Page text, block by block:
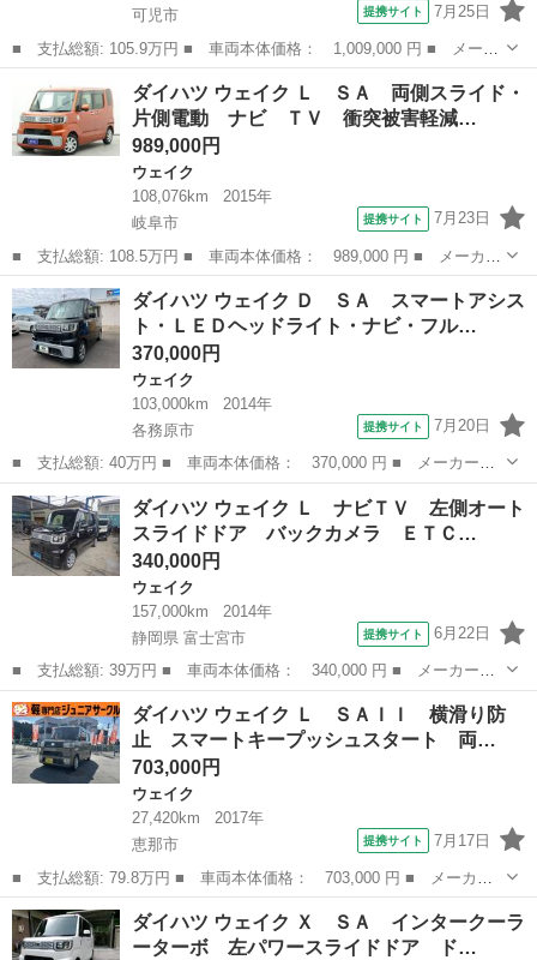
可児市
提携サイト 7月25日
■ 支払総額: 105.9万円 ■ 車両本体価格： 1,009,000 円 ■ メーカ
ー名： ダイハツ ■ 車種名： ウェイク ■ グレード名： Ｌスペ
シャルリミテッドＳＡＩＩＩ 禁煙車・社外ナビ・全方位カメラ・バ
ックモニ...
ウェイク
ダイハツ ウェイク Ｌ ＳＡ 両側スライド・
片側電動 ナビ ＴＶ 衝突被害軽減…
989,000円
ウェイク
108,076km
2015年
岐阜市
提携サイト 7月23日
■ 支払総額: 108.5万円 ■ 車両本体価格： 989,000 円 ■ メーカー
名： ダイハツ ■ 車種名： ウェイク ■ グレード名： Ｌ Ｓ
Ａ 両側スライド・片側電動 ナビ ＴＶ 衝突被害軽減システム
ＬＥＤヘッド...
岐阜 岐阜市 ウェイク
ダイハツ ウェイク Ｄ ＳＡ スマートアシス
ト・ＬＥＤヘッドライト・ナビ・フル…
370,000円
ウェイク
103,000km
2014年
各務原市
提携サイト 7月20日
■ 支払総額: 40万円 ■ 車両本体価格： 370,000 円 ■ メーカー
名： ダイハツ ■ 車種名： ウェイク ■ グレード名： Ｄ Ｓ
Ａ スマートアシスト・ＬＥＤヘッドライト・ナビ・フルセグＴＶ・
リヤモニター・ＥＴ...
岐阜 各務原市 ウェイク
ダイハツ ウェイク Ｌ ナビＴＶ 左側オート
スライドドア バックカメラ ＥＴＣ…
340,000円
ウェイク
157,000km
2014年
静岡県 富士宮市
提携サイト 6月22日
■ 支払総額: 39万円 ■ 車両本体価格： 340,000 円 ■ メーカー
名： ダイハツ ■ 車種名： ウェイク ■ グレード名： Ｌ ナビ
ＴＶ 左側オートスライドドア バックカメラ ＥＴＣ キーフリ
ー プッシュスター...
静岡 富士宮市 ウェイク
ダイハツ ウェイク Ｌ ＳＡＩＩ 横滑り防
止 スマートキープッシュスタート 両…
703,000円
ウェイク
27,420km
2017年
恵那市
提携サイト 7月17日
■ 支払総額: 79.8万円 ■ 車両本体価格： 703,000 円 ■ メーカー
名： ダイハツ ■ 車種名： ウェイク ■ グレード名： Ｌ ＳＡ
ＩＩ 横滑り防止 スマートキープッシュスタート 両側パワースラ
イドドア 電...
岐阜 恵那市 ウェイク
ダイハツ ウェイク Ｘ ＳＡ インタークーラ
ーターボ 左パワースライドドア ド…